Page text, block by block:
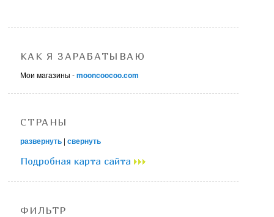
КАК Я ЗАРАБАТЫВАЮ
Мои магазины -mooncoocoo.com
СТРАНЫ
развернуть |свернуть
Подробная карта сайта
ФИЛЬТР